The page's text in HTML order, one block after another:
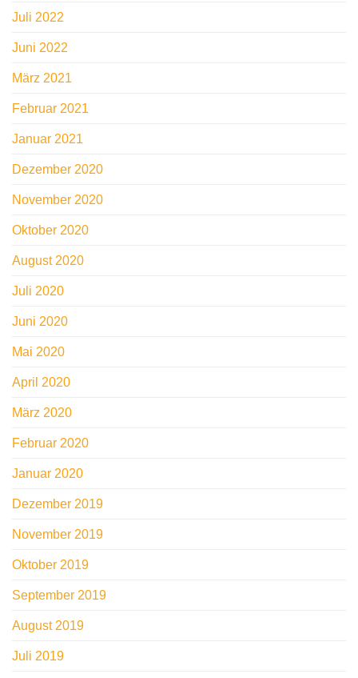
Juli 2022
Juni 2022
März 2021
Februar 2021
Januar 2021
Dezember 2020
November 2020
Oktober 2020
August 2020
Juli 2020
Juni 2020
Mai 2020
April 2020
März 2020
Februar 2020
Januar 2020
Dezember 2019
November 2019
Oktober 2019
September 2019
August 2019
Juli 2019